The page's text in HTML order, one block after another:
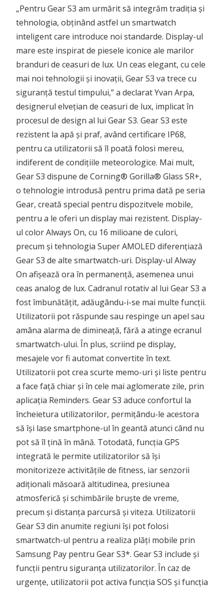
„Pentru Gear S3 am urmărit să integrăm tradiția și
tehnologia, obținând astfel un smartwatch
inteligent care introduce noi standarde. Display-ul
mare este inspirat de piesele iconice ale marilor
branduri de ceasuri de lux. Un ceas elegant, cu cele
mai noi tehnologii și inovații, Gear S3 va trece cu
siguranță testul timpului,” a declarat Yvan Arpa,
designerul elvețian de ceasuri de lux, implicat în
procesul de design al lui Gear S3. Gear S3 este
rezistent la apă și praf, având certificare IP68,
pentru ca utilizatorii să îl poată folosi mereu,
indiferent de condițiile meteorologice. Mai mult,
Gear S3 dispune de Corning® Gorilla® Glass SR+,
o tehnologie introdusă pentru prima dată pe seria
Gear, creată special pentru dispozitvele mobile,
pentru a le oferi un display mai rezistent. Display-
ul color Always On, cu 16 milioane de culori,
precum și tehnologia Super AMOLED diferențiază
Gear S3 de alte smartwatch-uri. Display-ul Alway
On afișează ora în permanență, asemenea unui
ceas analog de lux. Cadranul rotativ al lui Gear S3 a
fost îmbunătățit, adăugându-i-se mai multe funcții.
Utilizatorii pot răspunde sau respinge un apel sau
amâna alarma de dimineață, fără a atinge ecranul
smartwatch-ului. În plus, scriind pe display,
mesajele vor fi automat convertite în text.
Utilizatorii pot crea scurte memo-uri și liste pentru
a face față chiar și în cele mai aglomerate zile, prin
aplicația Reminders. Gear S3 aduce confortul la
încheietura utilizatorilor, permițându-le acestora
să își lase smartphone-ul în geantă atunci când nu
pot să îl țină în mână. Totodată, funcția GPS
integrată le permite utilizatorilor să își
monitorizeze activitățile de fitness, iar senzorii
adiționali măsoară altitudinea, presiunea
atmosferică și schimbările bruște de vreme,
precum și distanța parcursă și viteza. Utilizatorii
Gear S3 din anumite regiuni își pot folosi
smartwatch-ul pentru a realiza plăți mobile prin
Samsung Pay pentru Gear S3*. Gear S3 include și
funcții pentru siguranța utilizatorilor. În caz de
urgențe, utilizatorii pot activa funcția SOS și funcția